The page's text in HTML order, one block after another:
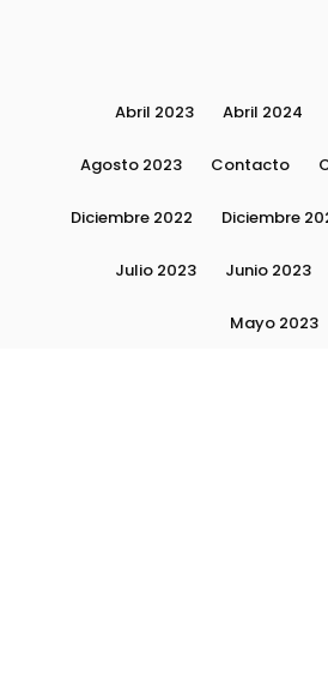
Abril 2023 Abril 2024
Agosto 2023 Contacto
Diciembre 2022 Diciembre
Julio 2023 Junio 2023
Mayo 2023